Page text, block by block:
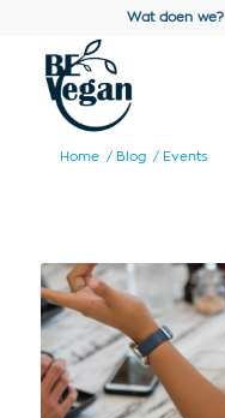
Wat doen we?
Home / Blog / Events